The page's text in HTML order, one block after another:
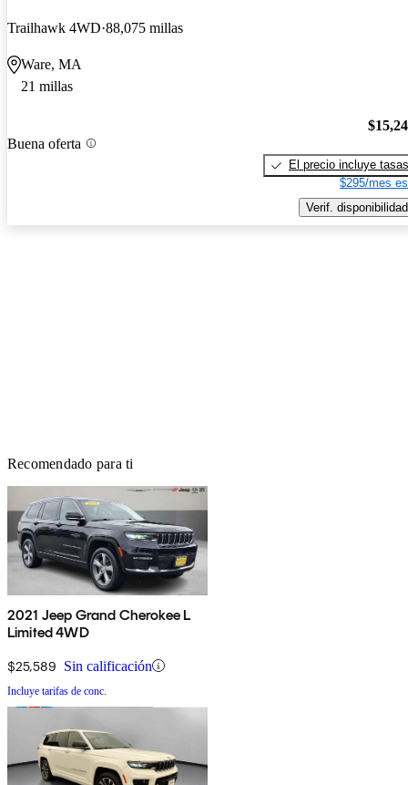
Trailhawk 4WD 88,075 millas
Ware, MA
21 millas
Buena oferta
El precio incluye tasas
$295/mes
Verif. disponibilidad
Recomendado para ti
2021 Jeep Grand Cherokee L
Limited 4WD
$25,589 Sin calificación
Incluye tarifas de conc.